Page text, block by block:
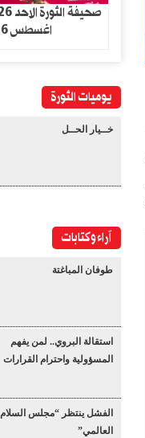
اغسطس 2026
يوميات الثورة
خــيار الحــل
آراء وكتابات
طوفان المباغتة
استقالة البروي.. لمن يفهم
المسؤولية واحترام القرارات
الفشل ينتظر “مجلس السلام
العالمي”